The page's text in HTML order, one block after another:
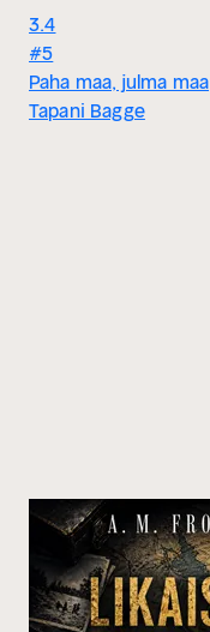
3.4
#5
Paha maa, julma maa
Tapani Bagge